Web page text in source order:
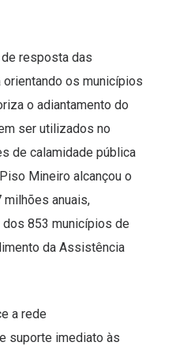
resposta das
os municípios
o adiantamento do
ser utilizados no
de calamidade pública
Mineiro alcançou o
anuais,
853 municípios de
da Assistência
a rede
suporte imediato às